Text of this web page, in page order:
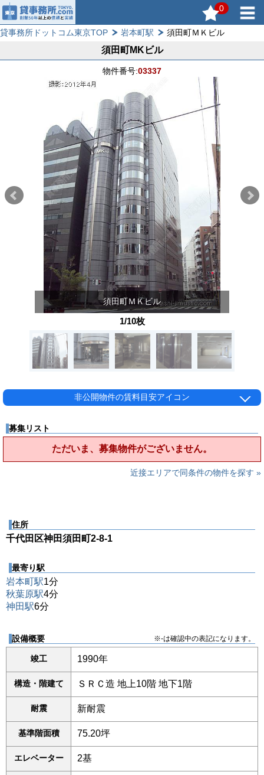
0
貸事務所ドットコム東京TOP 岩本町駅 須田町ＭＫビル
須田町MKビル
物件番号:03337
須田町ＭＫビル
1/10枚
非公開物件の賃料目安アイコン
募集リスト
ただいま、募集物件がございません。
近接エリアで同条件の物件を探す »
住所
千代田区神田須田町2-8-1
最寄り駅
岩本町駅1分
秋葉原駅4分
神田駅6分
設備概要 ※-は確認中の表記になります。
竣工 1990年
構造・階建て ＳＲＣ造 地上10階 地下1階
耐震 新耐震
基準階面積 75.20坪
エレベーター 2基